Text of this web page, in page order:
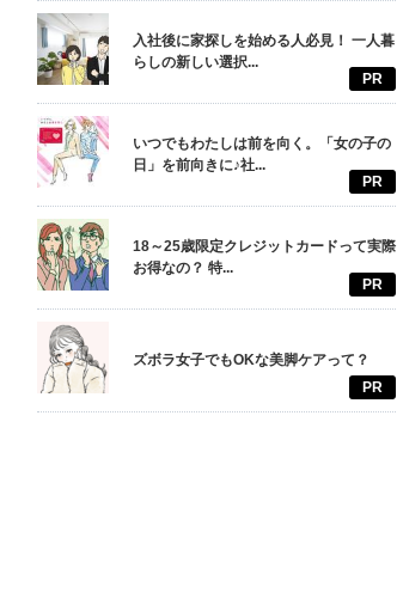
入社後に家探しを始める人必見！ 一人暮
らしの新しい選択...
PR
いつでもわたしは前を向く。「女の子の
日」を前向きに♪社...
PR
18～25歳限定クレジットカードって実際
お得なの？ 特...
PR
ズボラ女子でもOKな美脚ケアって？
PR